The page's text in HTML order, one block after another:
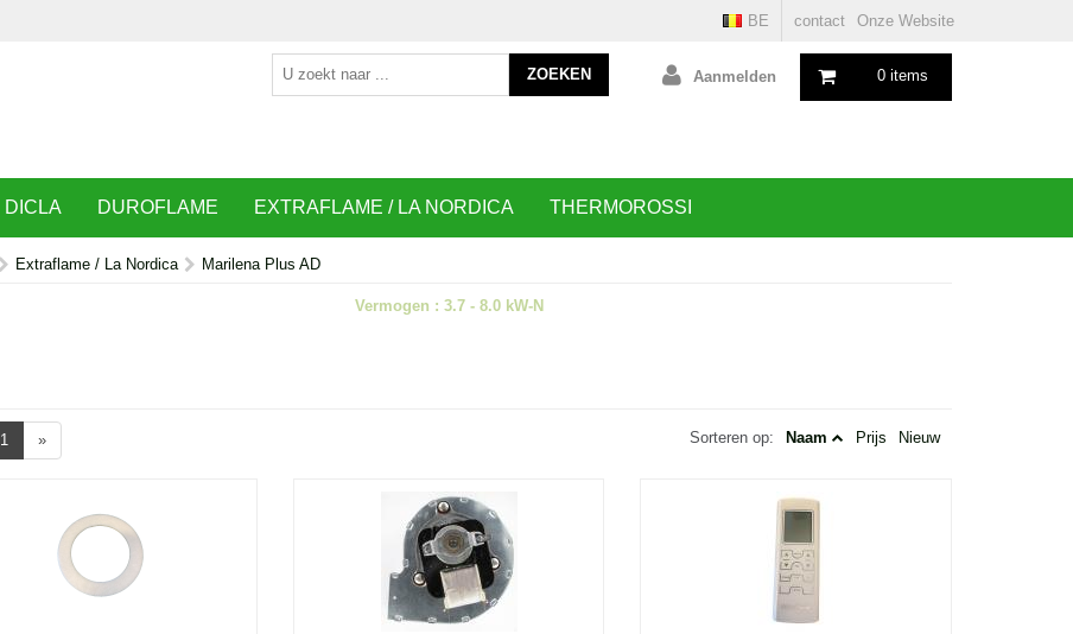
contact Onze Website
BE
0 items
Aanmelden
ZOEKEN
DICLA DUROFLAME EXTRAFLAME / LA NORDICA THERMOROSSI
Extraflame / La Nordica Marilena Plus AD
Vermogen : 3.7 - 8.0 kW-N
1 » Sorteren op: Naam Prijs Nieuw